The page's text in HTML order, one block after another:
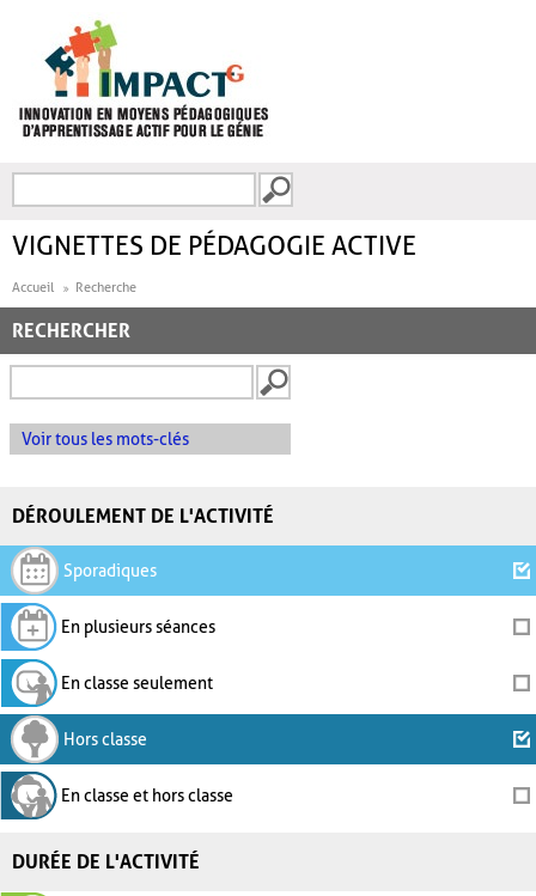
FORMULAIRE DE
VIGNETTES DE PÉDAGOGIE ACTIVE
Accueil Recherche
RECHERCHER
Voir tous les mots-clés
DÉROULEMENT DE L'ACTIVITÉ
Sporadiques
En plusieurs séances
En classe seulement
Hors classe
En classe et hors classe
DURÉE DE L'ACTIVITÉ